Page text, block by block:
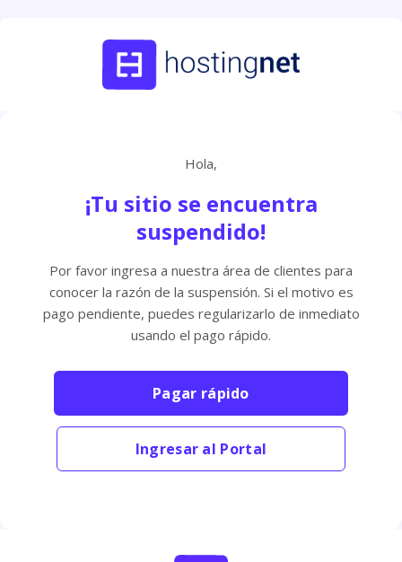
Hola,
¡Tu sitio se encuentra
suspendido!
Por favor ingresa a nuestra área de clientes para
conocer la razón de la suspensión. Si el motivo es
pago pendiente, puedes regularizarlo de inmediato
usando el pago rápido.
Pagar rápido
Ingresar al Portal